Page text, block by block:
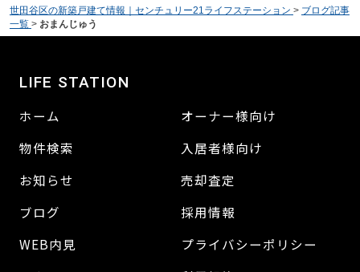
世田谷区の新築戸建て情報｜センチュリー21ライフステーション > ブログ記事
一覧 > おまんじゅう
LIFE STATION
ホーム
物件検索
お知らせ
ブログ
WEB内見
オーナー様向け
入居者様向け
売却査定
採用情報
プライバシーポリシー